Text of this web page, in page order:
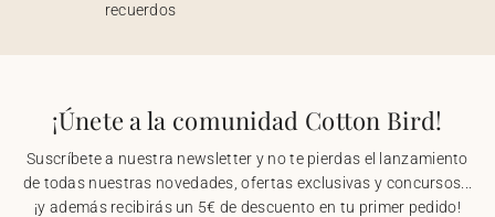
recuerdos
¡Únete a la comunidad Cotton Bird!
Suscríbete a nuestra newsletter y no te pierdas el lanzamiento
de todas nuestras novedades, ofertas exclusivas y concursos...
¡y además recibirás un 5€ de descuento en tu primer pedido!